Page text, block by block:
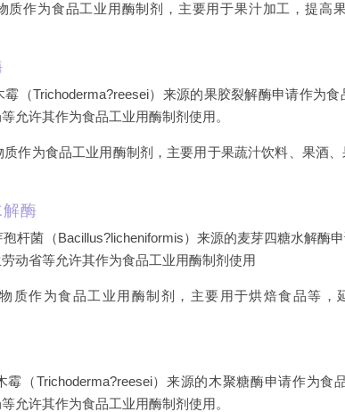
质作为食品工业用酶制剂，主要用于果汁加工，提高
（Trichoderma?reesei）来源的果胶裂解酶申请作为
允许其作为食品工业用酶制剂使用。
质作为食品工业用酶制剂，主要用于果蔬汁饮料、果酒
解酶
杆菌（Bacillus?licheniformis）来源的麦芽四糖水解酶
动省等允许其作为食品工业用酶制剂使用
质作为食品工业用酶制剂，主要用于烘焙食品等，
霉（Trichoderma?reesei）来源的木聚糖酶申请作为食
允许其作为食品工业用酶制剂使用。